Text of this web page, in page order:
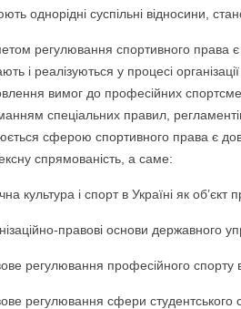
однорідні суспільні відносини,
регулювання спортивного права є
і реалізуються у процесі
вимог до професійних
спеціальних правил,
сферою спортивного права є
спрямованість, а саме:
культура і спорт в Україні як
правові основи державного
регулювання професійного спорту в
регулювання сфери студентського